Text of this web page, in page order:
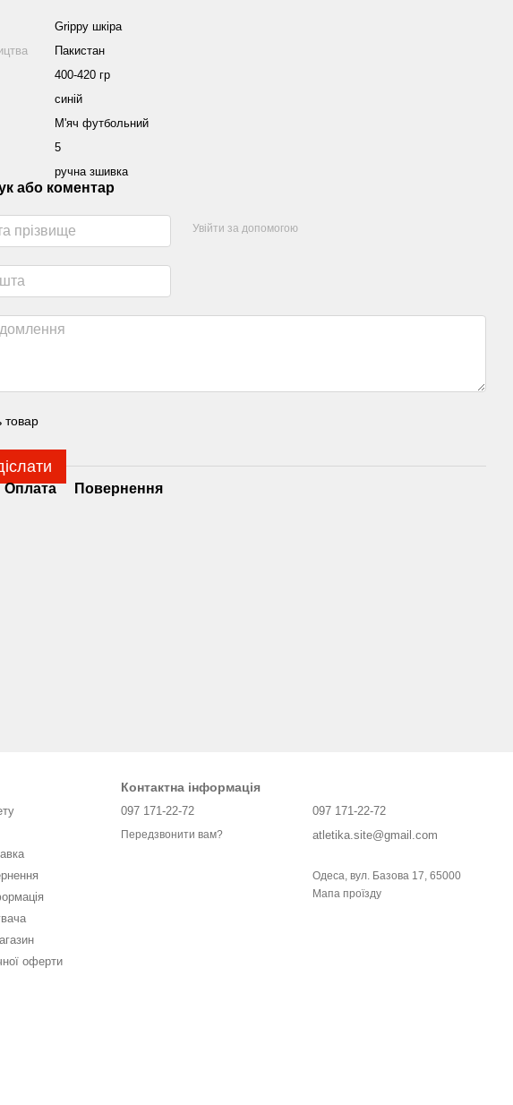
Grippy шкіра
Пакистан
400-420 гр
синій
М'яч футбольний
5
ручна зшивка
або коментар
Увійти за допомогою
товар
Оплата Повернення
оферти
Контактна інформація
097 171-22-72
Передзвонити вам?
097 171-22-72
atletika.site@gmail.com
Одеса, вул. Базова 17, 65000
Мапа проїзду